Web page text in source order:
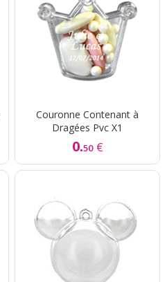
Couronne Contenant à
Dragées Pvc X1
0.50 €